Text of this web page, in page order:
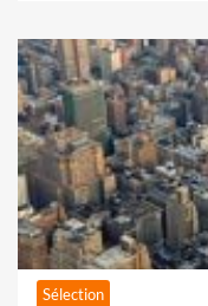
Sélection